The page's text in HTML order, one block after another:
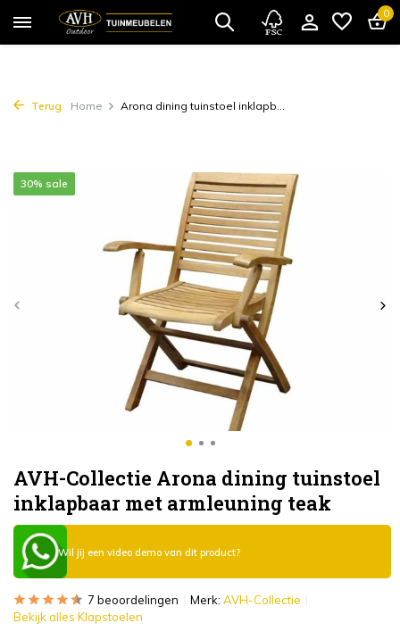
0
Terug Home Arona dining tuinstoel inklapb...
AVH-Collectie Arona dining tuinstoel
inklapbaar met armleuning teak
30% sale
Wil jij een video demo van dit product?
7 beoordelingen Merk: AVH-Collectie
Bekijk alles Klapstoelen